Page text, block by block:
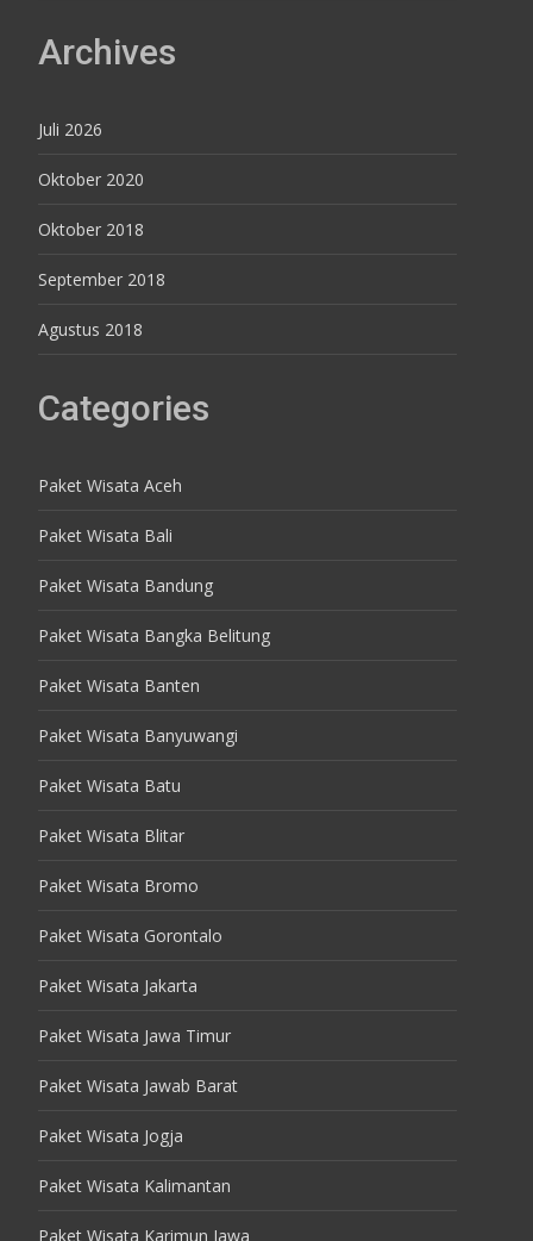
Archives
Juli 2026
Oktober 2020
Oktober 2018
September 2018
Agustus 2018
Categories
Paket Wisata Aceh
Paket Wisata Bali
Paket Wisata Bandung
Paket Wisata Bangka Belitung
Paket Wisata Banten
Paket Wisata Banyuwangi
Paket Wisata Batu
Paket Wisata Blitar
Paket Wisata Bromo
Paket Wisata Gorontalo
Paket Wisata Jakarta
Paket Wisata Jawa Timur
Paket Wisata Jawab Barat
Paket Wisata Jogja
Paket Wisata Kalimantan
Paket Wisata Karimun Jawa